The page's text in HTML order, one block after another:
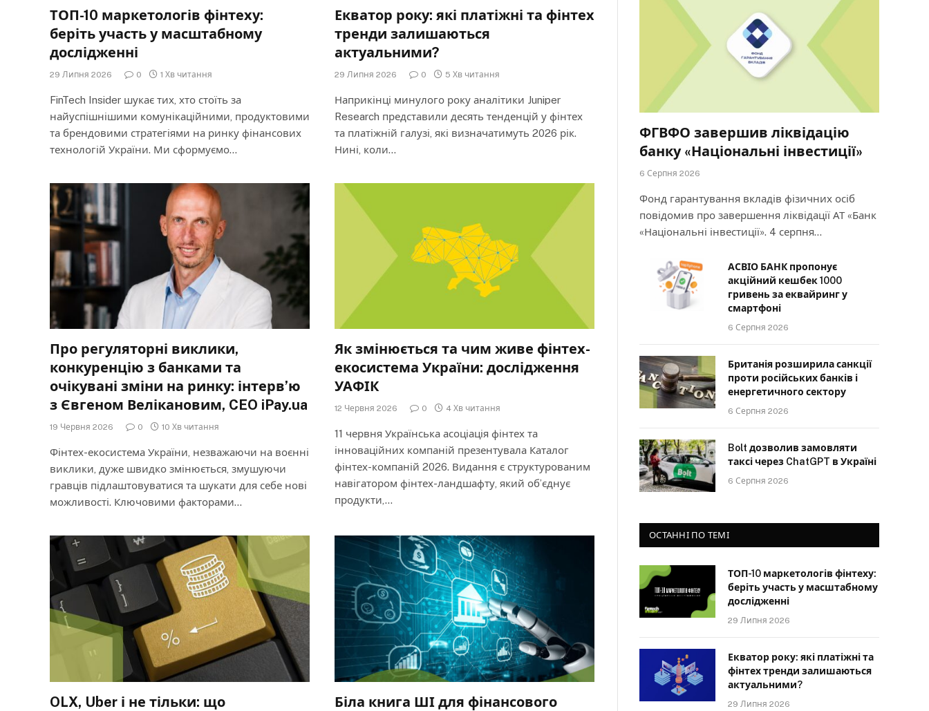
ТОП-10 маркетологів фінтеху:
беріть участь у масштабному
дослідженні
29 Липня 2026 0 1 Хв читання
FinTech Insider шукає тих, хто стоїть за
найуспішнішими комунікаційними, продуктовими
та брендовими стратегіями на ринку фінансових
технологій України. Ми сформуємо…
Екватор року: які платіжні та фінтех
тренди залишаються
актуальними?
29 Липня 2026 0 5 Хв читання
Наприкінці минулого року аналітики Juniper
Research представили десять тенденцій у фінтех
та платіжній галузі, які визначатимуть 2026 рік.
Нині, коли…
Про регуляторні виклики,
конкуренцію з банками та
очікувані зміни на ринку: інтерв’ю
з Євгеном Велікановим, CEO iPay.ua
19 Червня 2026 0 10 Хв читання
Фінтех-екосистема України, незважаючи на воєнні
виклики, дуже швидко змінюється, змушуючи
гравців підлаштовуватися та шукати для себе нові
можливості. Ключовими факторами…
Як змінюється та чим живе фінтех-
екосистема України: дослідження
УАФІК
12 Червня 2026 0 4 Хв читання
11 червня Українська асоціація фінтех та
інноваційних компаній презентувала Каталог
фінтех-компаній 2026. Видання є структурованим
навігатором фінтех-ландшафту, який об’єднує
продукти,…
OLX, Uber і не тільки: що
Біла книга ШІ для фінансового
ФГВФО завершив ліквідацію
банку «Національні інвестиції»
6 Серпня 2026
Фонд гарантування вкладів фізичних осіб
повідомив про завершення ліквідації АТ «Банк
«Національні інвестиції». 4 серпня…
АСВІО БАНК пропонує
акційний кешбек 1000
гривень за еквайринг у
смартфоні
6 Серпня 2026
Британія розширила санкції
проти російських банків і
енергетичного сектору
6 Серпня 2026
Bolt дозволив замовляти
таксі через ChatGPT в Україні
6 Серпня 2026
ОСТАННІ ПО ТЕМІ
ТОП-10 маркетологів фінтеху:
беріть участь у масштабному
дослідженні
29 Липня 2026
Екватор року: які платіжні та
фінтех тренди залишаються
актуальними?
29 Липня 2026